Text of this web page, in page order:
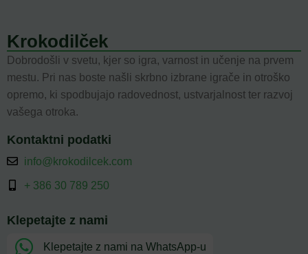
Krokodilček
Dobrodošli v svetu, kjer so igra, varnost in učenje na prvem
mestu. Pri nas boste našli skrbno izbrane igrače in otroško
opremo, ki spodbujajo radovednost, ustvarjalnost ter razvoj
vašega otroka.
Kontaktni podatki
info@krokodilcek.com
+ 386 30 789 250
Klepetajte z nami
Klepetajte z nami na WhatsApp-u